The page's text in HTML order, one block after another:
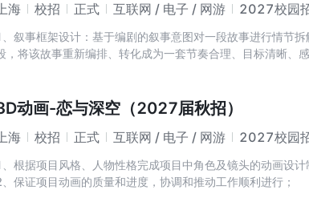
海 校招 正式 互联网 / 电子 / 网游 2027校园
、叙事框架设计：基于编剧的叙事意图对一段故事进行情节
，将该故事重新编排、转化成为一套节奏合理、目标清晰、
在细化过程中不脱离叙事框架；
3、方案跟进落地：协调并跟进叙事框架下的各体验环节的设
动画-恋与深空（2027届秋招）
海 校招 正式 互联网 / 电子 / 网游 2027校园
、根据项目风格、人物性格完成项目中角色及镜头的动画设计
、保证项目动画的质量和进度，协调和推动工作顺利进行；